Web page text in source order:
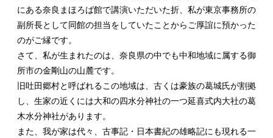
にある奈良まほろば館で講演いただいた折、私が東京事務所の
副所長として同館の担当をしていたことからご厚誼に預かった
のがご縁です。
さて、私が生まれたのは、奈良県の中でも中和地域に属する御
所市の金剛山の山麓です。
旧吐田郷村と呼ばれるこの地域は、古くは豪族の葛城氏が割拠
し、生家の近くには大和の四水分神社の一つ延喜式内大社の葛
木水分神社があります。
また、我が家は代々、古事記・日本書紀の雄略記にも現れる一